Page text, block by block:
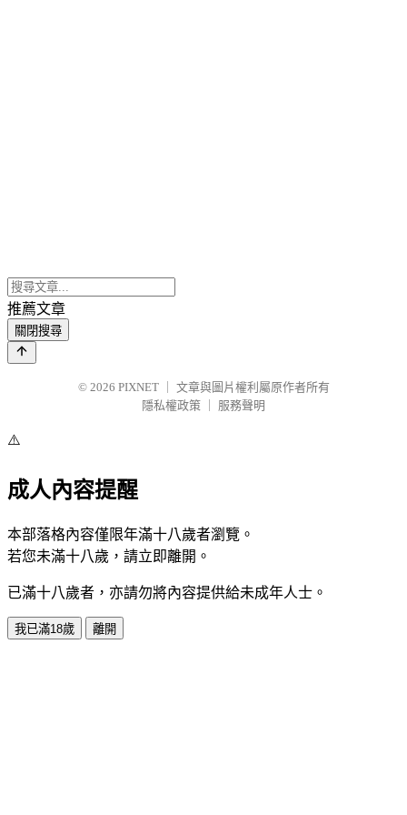
推薦文章
關閉搜尋
© 2026 PIXNET
文章與圖片權利屬原作者所有
隱私權政策
服務聲明
⚠️
成人內容提醒
本部落格內容僅限年滿十八歲者瀏覽。
若您未滿十八歲，請立即離開。
已滿十八歲者，亦請勿將內容提供給未成年人士。
我已滿18歲 離開